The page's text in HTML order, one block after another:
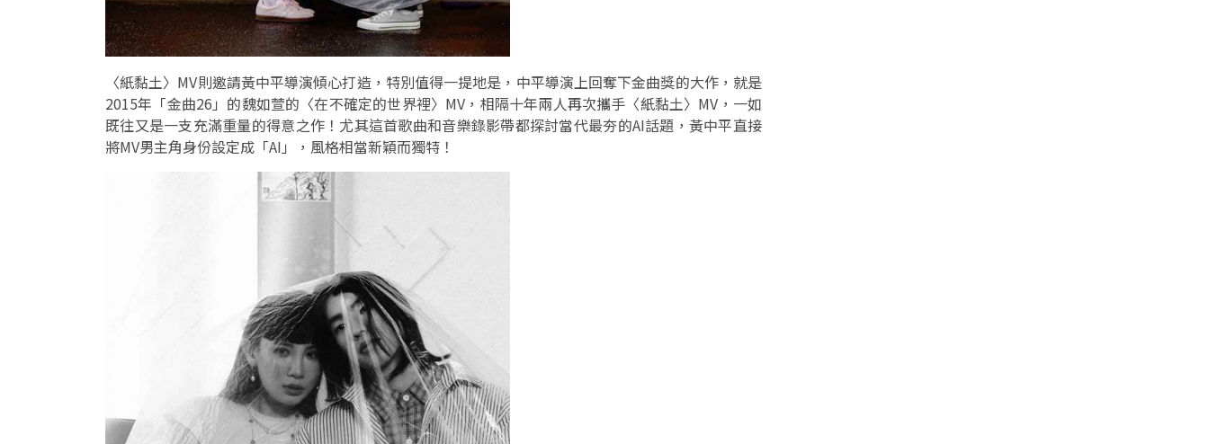
〈紙黏土〉MV則邀請黃中平導演傾心打造，特別值得一提地是，中平導演上回奪下金曲獎的大作，就是
2015年「金曲26」的魏如萱的〈在不確定的世界裡〉MV，相隔十年兩人再次攜手〈紙黏土〉MV，一如
既往又是一支充滿重量的得意之作！尤其這首歌曲和音樂錄影帶都探討當代最夯的AI話題，黃中平直接
將MV男主角身份設定成「AI」，風格相當新穎而獨特！